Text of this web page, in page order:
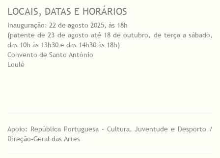
LOCAIS, DATAS E HORÁRIOS
Inauguração: 22 de agosto 2025, às 18h
(patente de 23 de agosto até 18 de outubro, de terça a sábado,
das 10h às 13h30 e das 14h30 às 18h)
Convento de Santo António
Loulé
Apoio: República Portuguesa - Cultura, Juventude e Desporto /
Direção-Geral das Artes